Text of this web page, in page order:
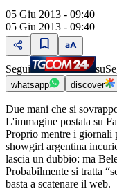
05 Giu 2013 - 09:40
05 Giu 2013 - 09:40
Segui su
whatsapp discover
Due mani che si
L'immagine postata su
Proprio mentre i giornali
showgirl argentina
lascia un dubbio: ma
Probabilmente si tratta
basta a scatenare il web.